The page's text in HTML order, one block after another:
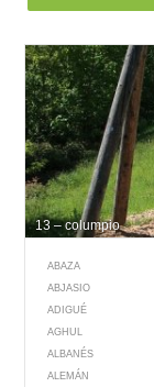
13 – columpio
ABAZA
ABJASIO
ADIGUÉ
AGHUL
ALBANÉS
ALEMÁN